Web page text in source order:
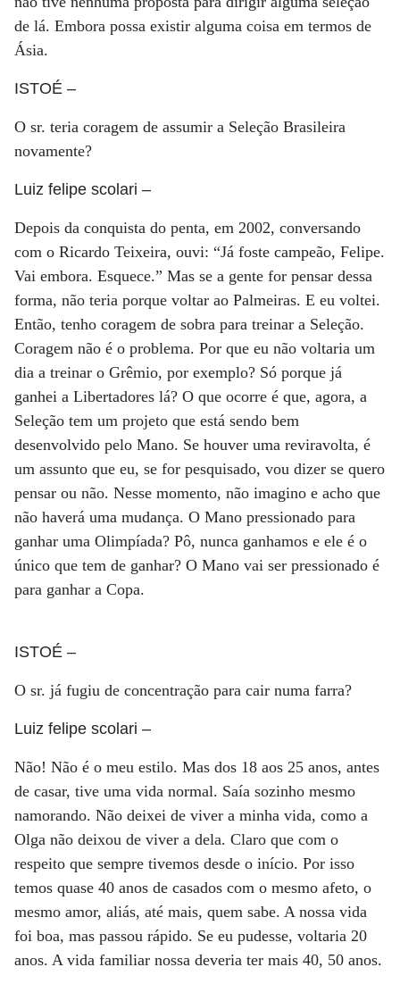
de lá. Embora possa existir alguma coisa em termos de
Ásia.
ISTOÉ –
O sr. teria coragem de assumir a Seleção Brasileira
novamente?
Luiz felipe scolari –
Depois da conquista do penta, em 2002, conversando
com o Ricardo Teixeira, ouvi: “Já foste campeão, Felipe.
Vai embora. Esquece.” Mas se a gente for pensar dessa
forma, não teria porque voltar ao Palmeiras. E eu voltei.
Então, tenho coragem de sobra para treinar a Seleção.
Coragem não é o problema. Por que eu não voltaria um
dia a treinar o Grêmio, por exemplo? Só porque já
ganhei a Libertadores lá? O que ocorre é que, agora, a
Seleção tem um projeto que está sendo bem
desenvolvido pelo Mano. Se houver uma reviravolta, é
um assunto que eu, se for pesquisado, vou dizer se quero
pensar ou não. Nesse momento, não imagino e acho que
não haverá uma mudança. O Mano pressionado para
ganhar uma Olimpíada? Pô, nunca ganhamos e ele é o
único que tem de ganhar? O Mano vai ser pressionado é
para ganhar a Copa.
ISTOÉ –
O sr. já fugiu de concentração para cair numa farra?
Luiz felipe scolari –
Não! Não é o meu estilo. Mas dos 18 aos 25 anos, antes
de casar, tive uma vida normal. Saía sozinho mesmo
namorando. Não deixei de viver a minha vida, como a
Olga não deixou de viver a dela. Claro que com o
respeito que sempre tivemos desde o início. Por isso
temos quase 40 anos de casados com o mesmo afeto, o
mesmo amor, aliás, até mais, quem sabe. A nossa vida
foi boa, mas passou rápido. Se eu pudesse, voltaria 20
anos. A vida familiar nossa deveria ter mais 40, 50 anos.